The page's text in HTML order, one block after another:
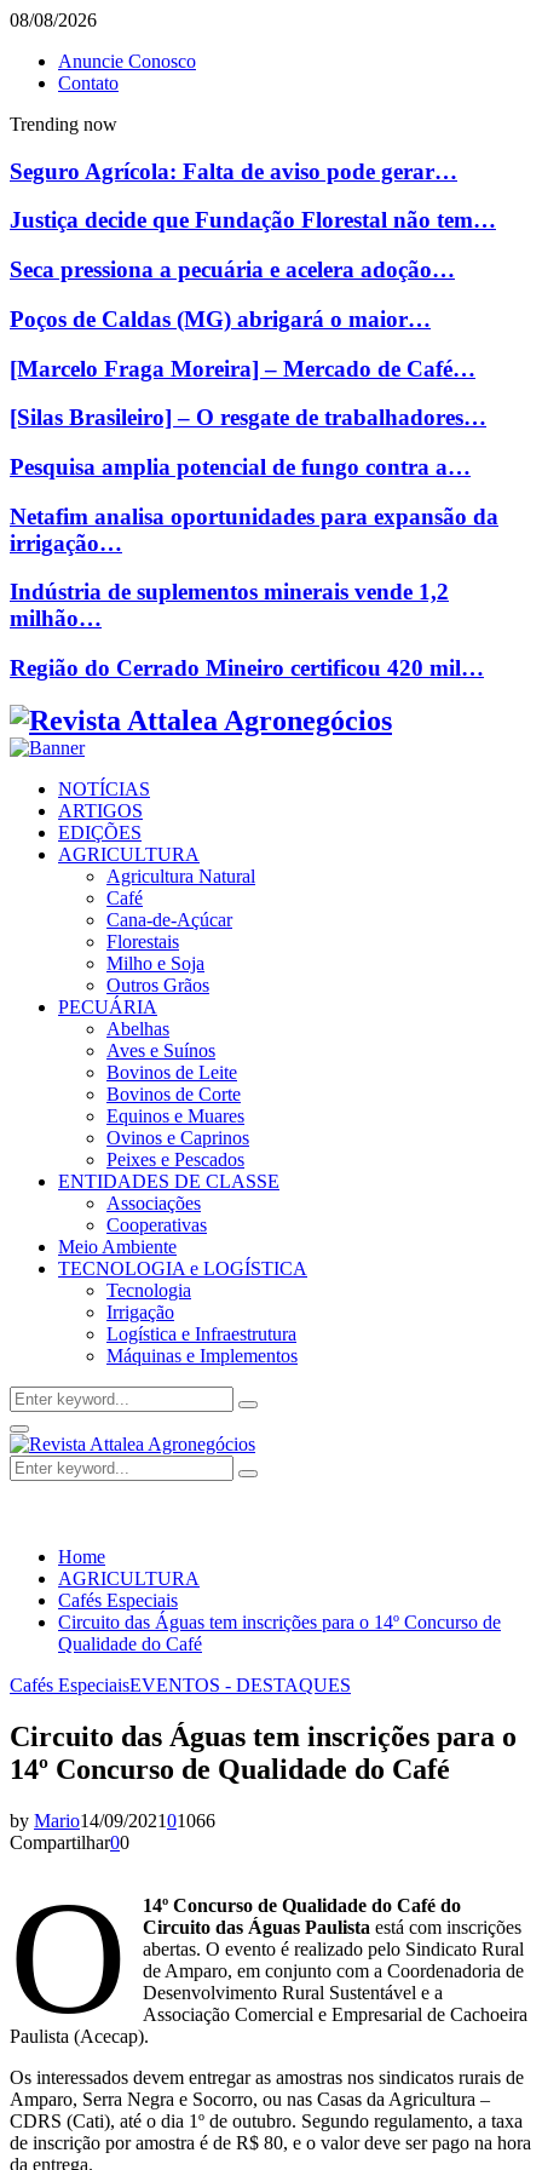
08/08/2026
Anuncie Conosco
Contato
Trending now
Seguro Agrícola: Falta de aviso pode gerar…
Justiça decide que Fundação Florestal não tem…
Seca pressiona a pecuária e acelera adoção…
Poços de Caldas (MG) abrigará o maior…
[Marcelo Fraga Moreira] – Mercado de Café…
[Silas Brasileiro] – O resgate de trabalhadores…
Pesquisa amplia potencial de fungo contra a…
Netafim analisa oportunidades para expansão da
irrigação…
Indústria de suplementos minerais vende 1,2
milhão…
Região do Cerrado Mineiro certificou 420 mil…
Facebook
Twitter
Instagram
Linkedin
Youtube
Email
NOTÍCIAS
ARTIGOS
EDIÇÕES
AGRICULTURA
Agricultura Natural
Café
Cana-de-Açúcar
Florestais
Milho e Soja
Outros Grãos
PECUÁRIA
Abelhas
Aves e Suínos
Bovinos de Leite
Bovinos de Corte
Equinos e Muares
Ovinos e Caprinos
Peixes e Pescados
ENTIDADES DE CLASSE
Associações
Cooperativas
Meio Ambiente
TECNOLOGIA e LOGÍSTICA
Tecnologia
Irrigação
Logística e Infraestrutura
Máquinas e Implementos
Search
for:
Search
Facebook
Twitter
Instagram
Linkedin
Youtube
Email
Primary
Menu
Search
for:
Search
Home
AGRICULTURA
Cafés Especiais
Circuito das Águas tem inscrições para o 14º Concurso de
Qualidade do Café
Cafés EspeciaisEVENTOS - DESTAQUES
Circuito das Águas tem inscrições para o
14º Concurso de Qualidade do Café
by Mario14/09/202101066
Compartilhar00
O
14º Concurso de Qualidade do Café do
Circuito das Águas Paulista está com inscrições
abertas. O evento é realizado pelo Sindicato Rural
de Amparo, em conjunto com a Coordenadoria de
Desenvolvimento Rural Sustentável e a
Associação Comercial e Empresarial de Cachoeira
Paulista (Acecap).
Os interessados devem entregar as amostras nos sindicatos rurais de
Amparo, Serra Negra e Socorro, ou nas Casas da Agricultura –
CDRS (Cati), até o dia 1º de outubro. Segundo regulamento, a taxa
de inscrição por amostra é de R$ 80, e o valor deve ser pago na hora
da entrega.